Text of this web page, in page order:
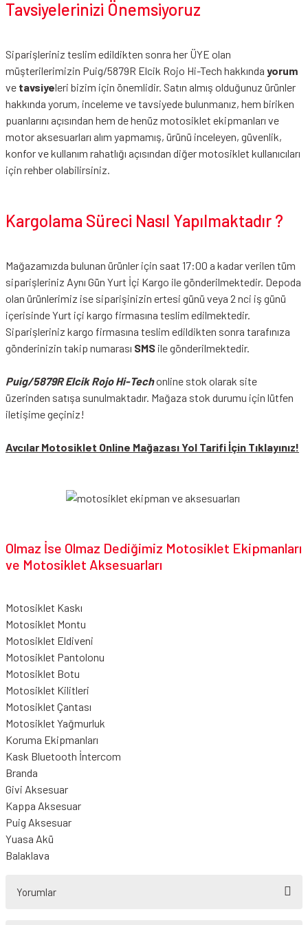
Tavsiyelerinizi Önemsiyoruz
Siparişleriniz teslim edildikten sonra her ÜYE olan
müşterilerimizin Puig/5879R Elcik Rojo Hi-Tech hakkında yorum
ve tavsiyeleri bizim için önemlidir. Satın almış olduğunuz ürünler
hakkında yorum, inceleme ve tavsiyede bulunmanız, hem biriken
puanlarını açısından hem de henüz motosiklet ekipmanları ve
motor aksesuarları alım yapmamış, ürünü inceleyen, güvenlik,
konfor ve kullanım rahatlığı açısından diğer motosiklet kullanıcıları
için rehber olabilirsiniz.
Kargolama Süreci Nasıl Yapılmaktadır ?
Mağazamızda bulunan ürünler için saat 17:00 a kadar verilen tüm
siparişleriniz Aynı Gün Yurt İçi Kargo ile gönderilmektedir. Depoda
olan ürünlerimiz ise siparişinizin ertesi günü veya 2 nci iş günü
içerisinde Yurt içi kargo firmasına teslim edilmektedir.
Siparişleriniz kargo firmasına teslim edildikten sonra tarafınıza
gönderinizin takip numarası SMS ile gönderilmektedir.
Puig/5879R Elcik Rojo Hi-Techonline stok olarak site
üzerinden satışa sunulmaktadır. Mağaza stok durumu için lütfen
iletişime geçiniz!
Avcılar Motosiklet Online Mağazası Yol Tarifi İçin Tıklayınız!
Olmaz İse Olmaz Dediğimiz Motosiklet Ekipmanları
ve Motosiklet Aksesuarları
Motosiklet Kaskı
Motosiklet Montu
Motosiklet Eldiveni
Motosiklet Pantolonu
Motosiklet Botu
Motosiklet Kilitleri
Motosiklet Çantası
Motosiklet Yağmurluk
Koruma Ekipmanları
Kask Bluetooth İntercom
Branda
Givi Aksesuar
Kappa Aksesuar
Puig Aksesuar
Yuasa Akü
Balaklava
Yorumlar